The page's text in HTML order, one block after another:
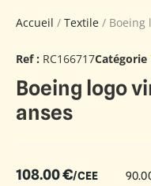
Accueil / Textile / Boeing
Ref : RC166717Catégorie
Boeing logo
anses
108.00€/CEE